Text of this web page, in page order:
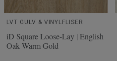
LVT GULV & VINYLFLISER
iD Square Loose-Lay | English
Oak Warm Gold